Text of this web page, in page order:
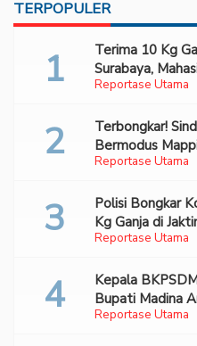
TERPOPULER
Reportase Utama
Terima 10 Kg
Surabaya,
Bareskrim
Reportase Utama
Terbongkar!
Bermodus
Reportase Utama
Polisi Bongkar
Kg Ganja di
Reportase Utama
Kepala
Bupati Madina